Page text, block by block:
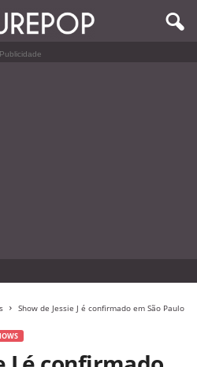
Publicidade
Show de Jessie J é confirmado em São Paulo